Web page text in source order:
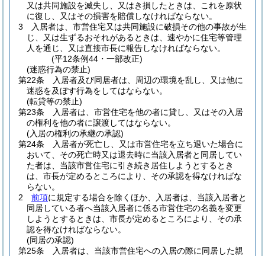
又は共同施設を滅失し、又はき損したときは、これを原状
に復し、又はその損害を賠償しなければならない。
3
入居者は、市営住宅又は共同施設に破損その他の事故が生
じ、又は生ずるおそれがあるときは、速やかに住宅等管理
人を通じ、又は直接市長に報告しなければならない。
(平12条例44・一部改正)
(迷惑行為の禁止)
第22条
入居者及び同居者は、周辺の環境を乱し、又は他に
迷惑を及ぼす行為をしてはならない。
(転貸等の禁止)
第23条
入居者は、市営住宅を他の者に貸し、又はその入居
の権利を他の者に譲渡してはならない。
(入居の権利の承継の承認)
第24条
入居者が死亡し、又は市営住宅を立ち退いた場合に
おいて、その死亡時又は退去時に当該入居者と同居してい
た者は、当該市営住宅に引き続き居住しようとするとき
は、市長が定めるところにより、その承認を得なければな
らない。
2
前項に規定する場合を除くほか、入居者は、当該入居者と
同居している者へ当該入居者に係る市営住宅の名義を変更
しようとするときは、市長が定めるところにより、その承
認を得なければならない。
(同居の承認)
第25条
入居者は、当該市営住宅への入居の際に同居した親